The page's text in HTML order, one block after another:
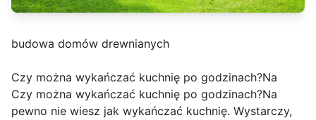
budowa domów drewnianych
Czy można wykańczać kuchnię po godzinach?Na
Czy można wykańczać kuchnię po godzinach?Na
pewno nie wiesz jak wykańczać kuchnię. Wystarczy,